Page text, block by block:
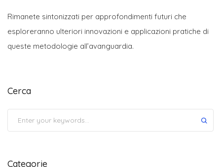
Rimanete sintonizzati per approfondimenti futuri che
esploreranno ulteriori innovazioni e applicazioni pratiche di
queste metodologie all’avanguardia.
Cerca
Categorie